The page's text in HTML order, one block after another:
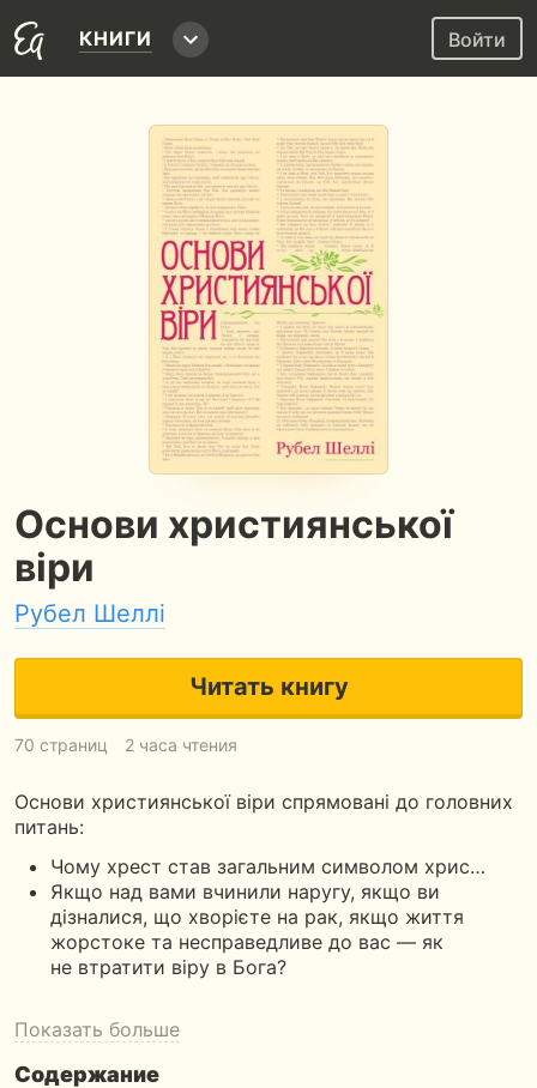
КНИГИ Войти
Основи християнської
віри
Рубел Шеллі
Читать книгу
70 страниц 2 часа чтения
Основи християнської віри спрямовані до головних
питань:
Чому хрест став загальним символом хрис…
Якщо над вами вчинили наругу, якщо ви
дізналися, що хворієте на рак, якщо життя
жорстоке та несправедливе до вас — як
не втратити віру в Бога?
Показать больше
Содержание